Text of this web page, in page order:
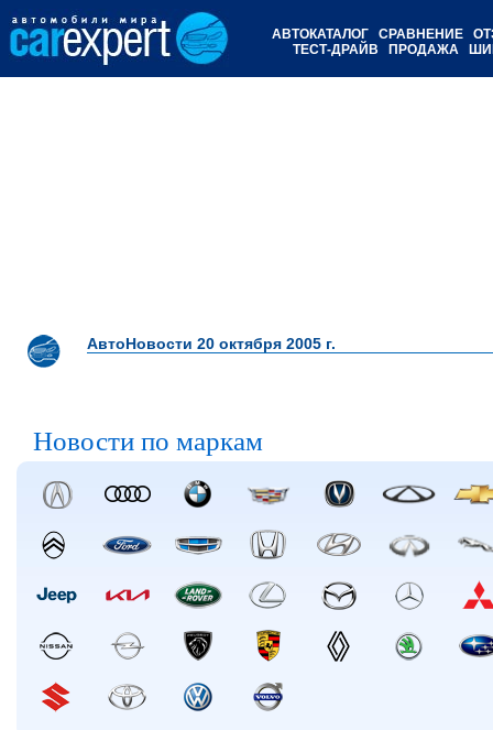
АВТОКАТАЛОГ СРАВНЕНИЕ
ТЕСТ-ДРАЙВ
ПРОДАЖА
АвтоНовости 20 октября 2005 г.
Новости по маркам